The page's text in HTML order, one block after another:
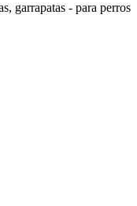
garrapatas - para perros